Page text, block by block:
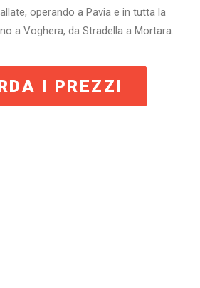
operando a Pavia e in tutta la
a Voghera, da Stradella a Mortara.
I PREZZI